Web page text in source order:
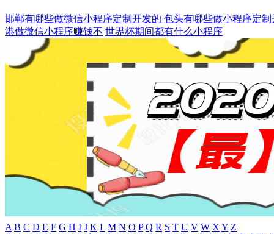
邯郸有哪些做微信小程序定制开发的 包头有哪些做小程序定制
港做微信小程序赚钱不 世界杯期间都有什么小程序
A B C D E F G H I J K L M N O P Q R S T U V W X Y Z